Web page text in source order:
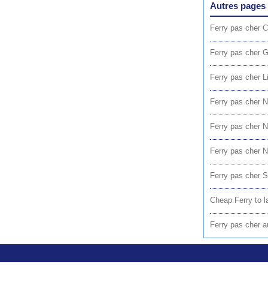
Autres pages
Ferry pas cher
Ferry pas cher
Ferry pas cher
Ferry pas cher
Ferry pas cher
Ferry pas cher
Ferry pas cher
Cheap Ferry to
Ferry pas cher